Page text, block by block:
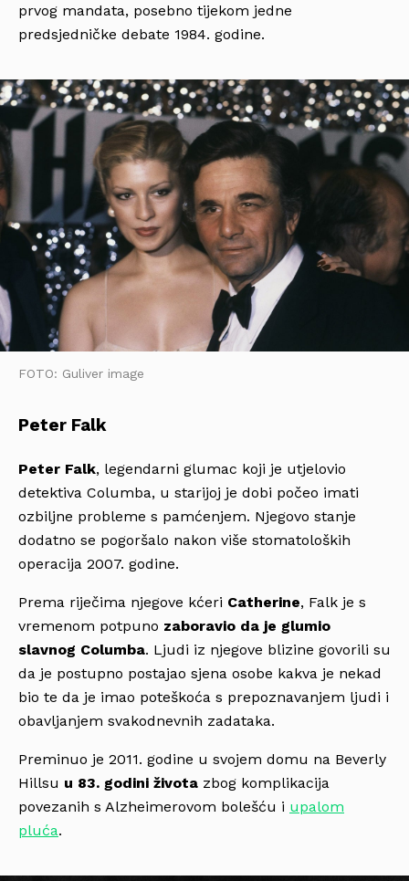
prvog mandata, posebno tijekom jedne
predsjedničke debate 1984. godine.
FOTO: Guliver image
Peter Falk
Peter Falk, legendarni glumac koji je utjelovio
detektiva Columba, u starijoj je dobi počeo imati
ozbiljne probleme s pamćenjem. Njegovo stanje
dodatno se pogoršalo nakon više stomatoloških
operacija 2007. godine.
Prema riječima njegove kćeri Catherine, Falk je s
vremenom potpuno zaboravio da je glumio
slavnog Columba. Ljudi iz njegove blizine govorili su
da je postupno postajao sjena osobe kakva je nekad
bio te da je imao poteškoća s prepoznavanjem ljudi i
obavljanjem svakodnevnih zadataka.
Preminuo je 2011. godine u svojem domu na Beverly
Hillsu u 83. godini života zbog komplikacija
povezanih s Alzheimerovom bolešću i upalom
pluća.